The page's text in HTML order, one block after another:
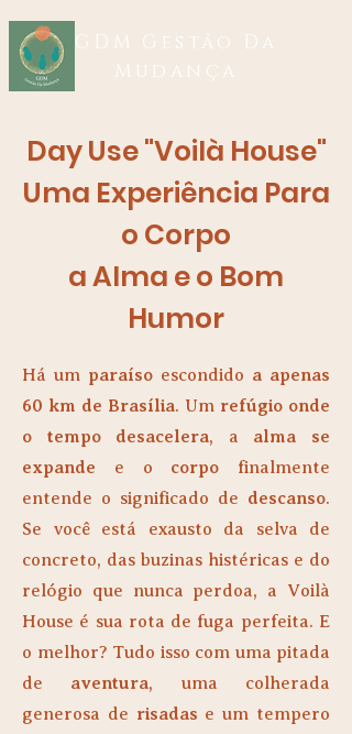
GDM Gestão Da
Mudança
Day Use "Voilà House"
Uma Experiência Para
o Corpo
a Alma e o Bom
Humor
Há um paraíso escondido a apenas
60 km de Brasília. Um refúgio onde
o tempo desacelera, a alma se
expande e o corpo finalmente
entende o significado de descanso.
Se você está exausto da selva de
concreto, das buzinas histéricas e do
relógio que nunca perdoa, a Voilà
House é sua rota de fuga perfeita. E
o melhor? Tudo isso com uma pitada
de aventura, uma colherada
generosa de risadas e um tempero